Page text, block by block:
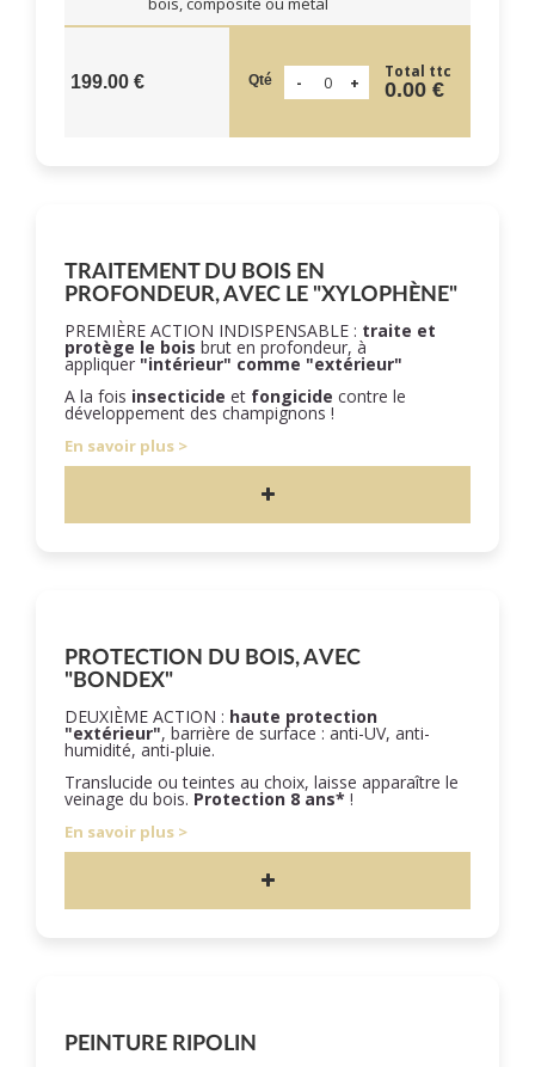
199.00 € Qté Total ttc
0.00 €
TRAITEMENT DU BOIS EN
PROFONDEUR, AVEC LE "XYLOPHÈNE"
PREMIÈRE ACTION INDISPENSABLE : traite et
protège le bois brut en profondeur, à
appliquer "intérieur" comme "extérieur"
A la fois insecticide et fongicide contre le
développement des champignons !
En savoir plus
PROTECTION DU BOIS, AVEC
"BONDEX"
DEUXIÈME ACTION : haute protection
"extérieur", barrière de surface : anti-UV, anti-
humidité, anti-pluie.
Translucide ou teintes au choix, laisse apparaître le
veinage du bois. Protection 8 ans* !
En savoir plus
PEINTURE RIPOLIN